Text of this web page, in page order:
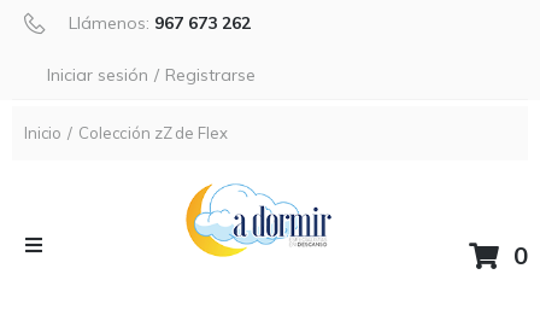
Llámenos: 967 673 262
Iniciar sesión / Registrarse
Inicio / Colección zZ de Flex
0